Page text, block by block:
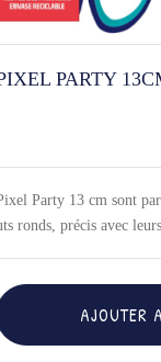
PARTY
Party 13 cm sont
ronds, précis avec
AJOUTER